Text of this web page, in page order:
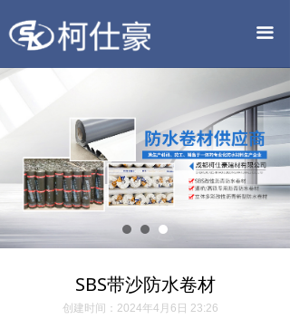
끀
首页
联系我们
SBS带沙防水卷材
创建时间： 2024年4月6日 23:26